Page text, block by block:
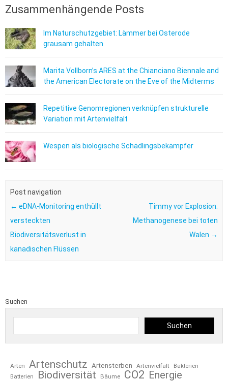
Zusammenhängende Posts
Im Naturschutzgebiet: Lämmer bei Osterode
grausam gehalten
Marita Vollborn’s ARES at the Chianciano Biennale and
the American Electorate on the Eve of the Midterms
Repetitive Genomregionen verknüpfen strukturelle
Variation mit Artenvielfalt
Wespen als biologische Schädlingsbekämpfer
Post navigation
← eDNA-Monitoring enthüllt
versteckten
Biodiversitätsverlust in
kanadischen Flüssen
Timmy vor Explosion:
Methanogenese bei toten
Walen →
Suchen
Suchen
Arten Artenschutz Artensterben Artenvielfalt
Bakterien
Batterien
Biodiversität Bäume CO2 Energie